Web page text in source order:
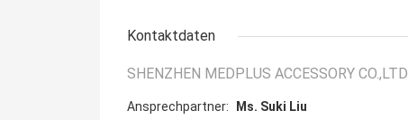
Kontaktdaten
SHENZHEN MEDPLUS ACCESSORY CO.,LTD
Ansprechpartner:
Ms. Suki Liu